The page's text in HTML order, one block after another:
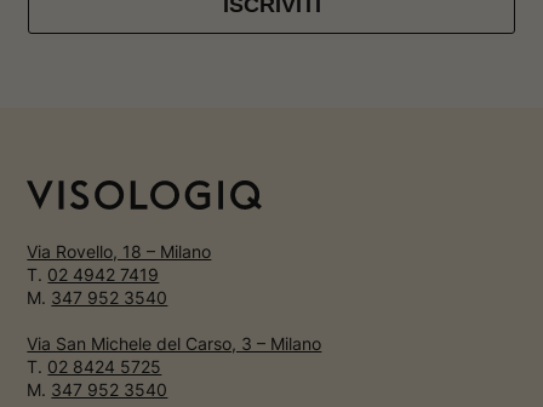
ISCRIVITI
Via Rovello, 18 – Milano
T. 02 4942 7419
M. 347 952 3540
Via San Michele del Carso, 3 – Milano
T. 02 8424 5725
M. 347 952 3540